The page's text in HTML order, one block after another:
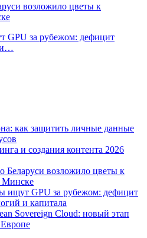
возложило цветы к
GPU за рубежом: дефицит
и…
как защитить личные данные
и создания контента 2026
Беларуси возложило цветы к
Минске
ищут GPU за рубежом: дефицит
и капитала
Sovereign Cloud: новый этап